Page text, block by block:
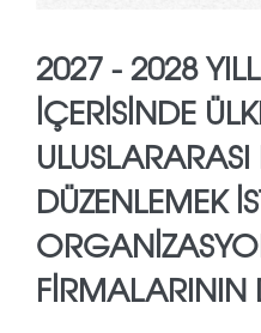
2027 - 2028
İÇERISINDE
ULUSLARARASI
DÜZENLEMEK
FIRMALARININ